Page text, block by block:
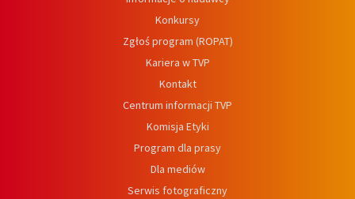
Konkursy
Zgłoś program (ROPAT)
Kariera w TVP
Kontakt
Centrum informacji TVP
Komisja Etyki
Program dla prasy
Dla mediów
Serwis fotograficzny